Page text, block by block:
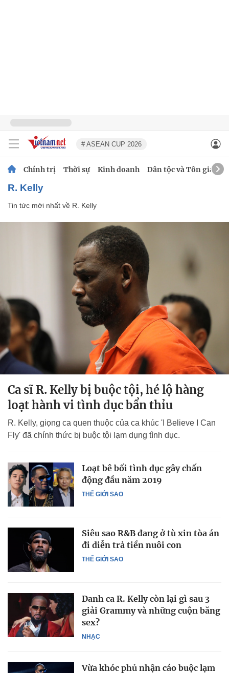
# ASEAN CUP 2026
Chính trị Thời sự Kinh doanh Dân tộc và Tôn giáo
R. Kelly
Tin tức mới nhất về R. Kelly
Ca sĩ R. Kelly bị buộc tội, hé lộ hàng
loạt hành vi tình dục bẩn thỉu
R. Kelly, giọng ca quen thuộc của ca khúc 'I Believe I Can
Fly' đã chính thức bị buộc tội lạm dụng tình dục.
THẾ GIỚI SAO
Loạt bê bối tình dục gây chấn
động đầu năm 2019
THẾ GIỚI SAO
Siêu sao R&B đang ở tù xin tòa án
đi diễn trả tiền nuôi con
NHẠC
Danh ca R. Kelly còn lại gì sau 3
giải Grammy và những cuộn băng
sex?
Vừa khóc phủ nhận cáo buộc lạm